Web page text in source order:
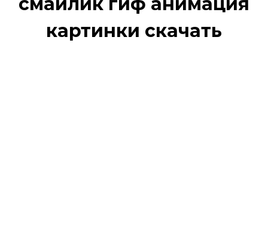
картинки скачать